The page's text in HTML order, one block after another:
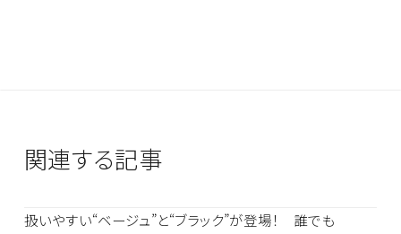
関連する記事
扱いやすい“ベージュ”と“ブラック”が登場！ 誰でも